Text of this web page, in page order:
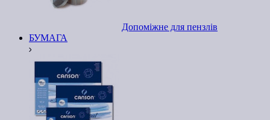
Допоміжне для пензлів
БУМАГА